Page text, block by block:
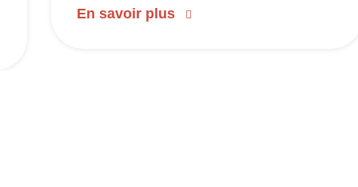
En savoir plus